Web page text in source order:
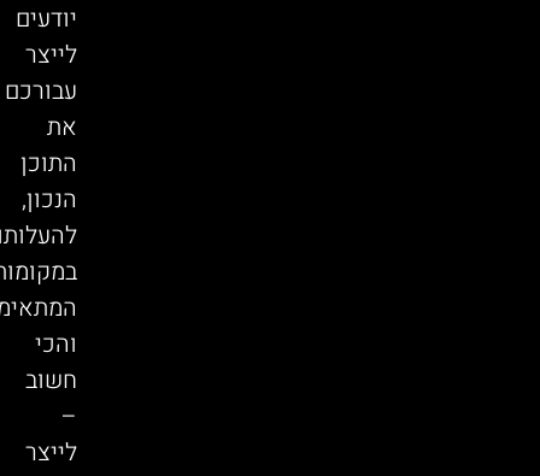
יודעים
לייצר
עבורכם
את
התוכן
הנכון,
והכי
חשוב
–
לייצר